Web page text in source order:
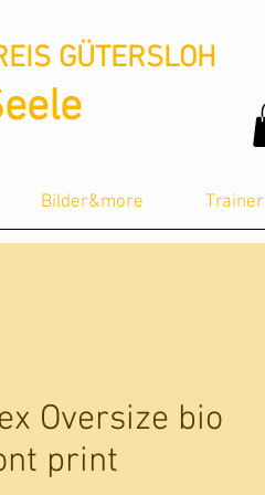
GÜTERSLOH
Bilder&more Trainer
Oversize bio
print